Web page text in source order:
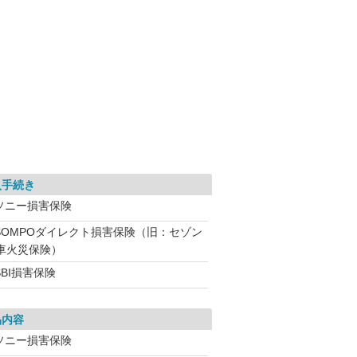
続き
ニー損害保険
ダイレクト損害保険（旧：セゾン
火災保険）
損害保険
容
ニー損害保険